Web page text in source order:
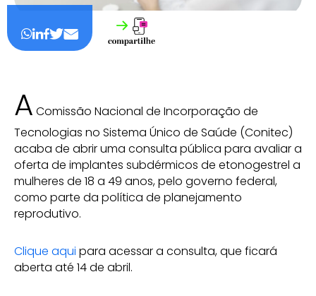
A Comissão Nacional de Incorporação de
Tecnologias no Sistema Único de Saúde (Conitec)
acaba de abrir uma consulta pública para avaliar a
oferta de implantes subdérmicos de etonogestrel a
mulheres de 18 a 49 anos, pelo governo federal,
como parte da política de planejamento
reprodutivo.
Clique aqui para acessar a consulta, que ficará
aberta até 14 de abril.